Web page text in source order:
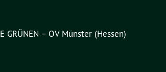
– OV Münster (Hessen)